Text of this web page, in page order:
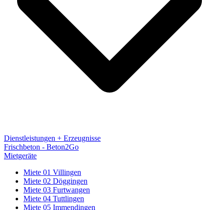
Dienstleistungen + Erzeugnisse
Frischbeton - Beton2Go
Mietgeräte
Miete 01 Villingen
Miete 02 Döggingen
Miete 03 Furtwangen
Miete 04 Tuttlingen
Miete 05 Immendingen